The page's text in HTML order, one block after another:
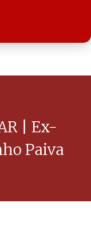
| Ex-
Paiva